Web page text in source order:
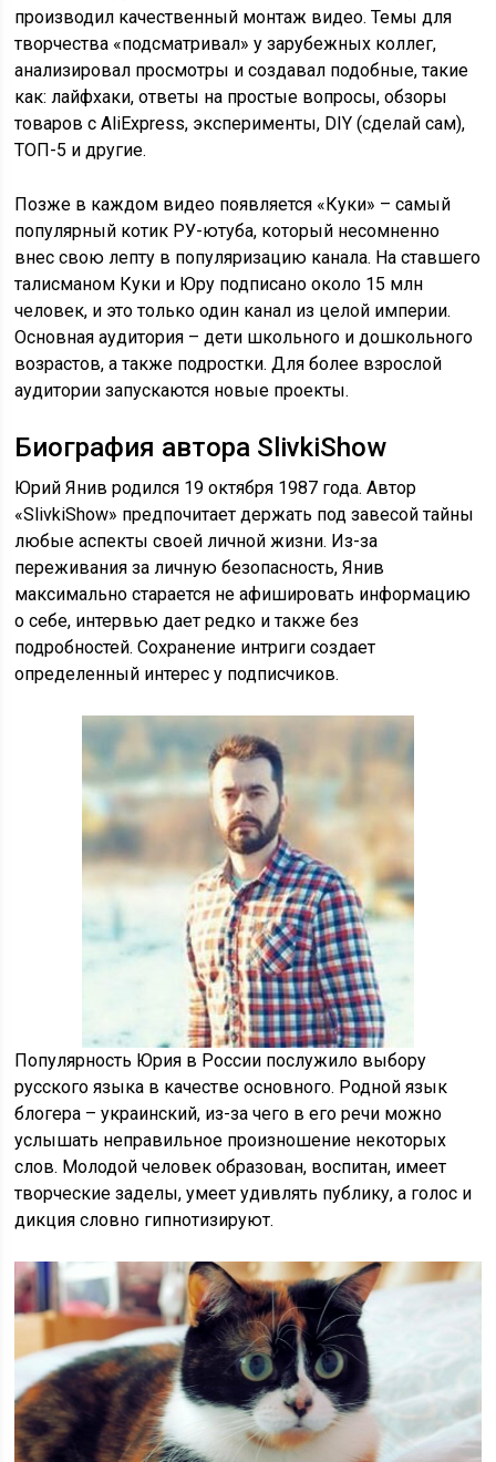
производил качественный монтаж видео. Темы для
творчества «подсматривал» у зарубежных коллег,
анализировал просмотры и создавал подобные, такие
как: лайфхаки, ответы на простые вопросы, обзоры
товаров с AliExpress, эксперименты, DIY (сделай сам),
ТОП-5 и другие.
Позже в каждом видео появляется «Куки» – самый
популярный котик РУ-ютуба, который несомненно
внес свою лепту в популяризацию канала. На ставшего
талисманом Куки и Юру подписано около 15 млн
человек, и это только один канал из целой империи.
Основная аудитория – дети школьного и дошкольного
возрастов, а также подростки. Для более взрослой
аудитории запускаются новые проекты.
Биография автора SlivkiShow
Юрий Янив родился 19 октября 1987 года. Автор
«SlivkiShow» предпочитает держать под завесой тайны
любые аспекты своей личной жизни. Из-за
переживания за личную безопасность, Янив
максимально старается не афишировать информацию
о себе, интервью дает редко и также без
подробностей. Сохранение интриги создает
определенный интерес у подписчиков.
Популярность Юрия в России послужило выбору
русского языка в качестве основного. Родной язык
блогера – украинский, из-за чего в его речи можно
услышать неправильное произношение некоторых
слов. Молодой человек образован, воспитан, имеет
творческие заделы, умеет удивлять публику, а голос и
дикция словно гипнотизируют.